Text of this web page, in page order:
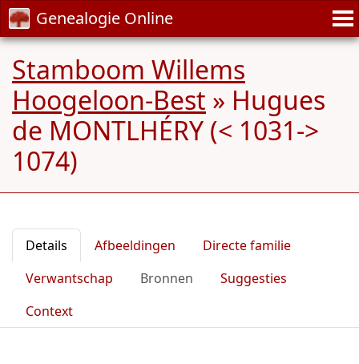
Genealogie Online
Stamboom Willems
Hoogeloon-Best » Hugues
de MONTLHÉRY (< 1031->
1074)
Details Afbeeldingen
Directe familie
Verwantschap
Bronnen
Suggesties
Context